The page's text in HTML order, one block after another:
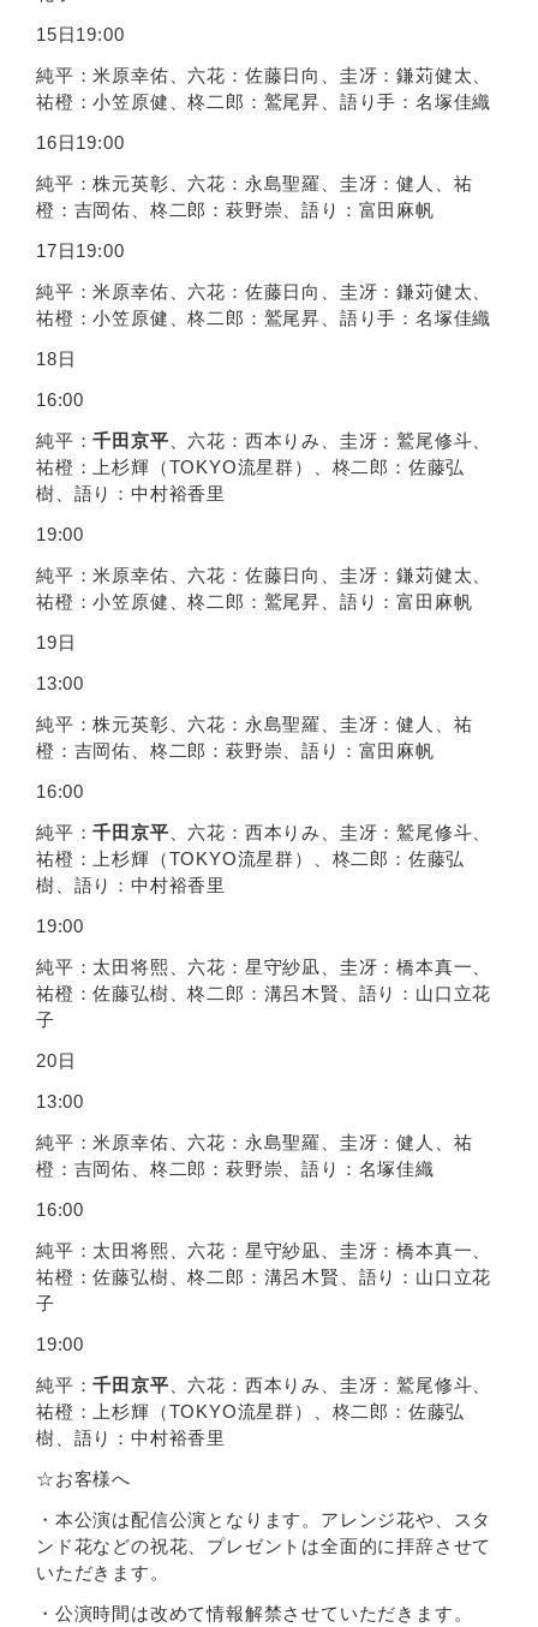
15⽇19:00
純平：⽶原幸佑、六花：佐藤⽇向、圭冴：鎌苅健太、
祐橙：⼩笠原健、柊⼆郎：鷲尾昇、語り⼿：名塚佳織
16⽇19:00
純平：株元英彰、六花：永島聖羅、圭冴：健⼈、祐
橙：吉岡佑、柊⼆郎：萩野崇、語り：富⽥⿇帆
17⽇19:00
純平：⽶原幸佑、六花：佐藤⽇向、圭冴：鎌苅健太、
祐橙：⼩笠原健、柊⼆郎：鷲尾昇、語り⼿：名塚佳織
18⽇
16:00
純平：千⽥京平 、六花：⻄本りみ、圭冴：鷲尾修⽃、
祐橙：上杉輝（TOKYO流星群）、柊⼆郎：佐藤弘
樹、語り：中村裕⾹⾥
19:00
純平：⽶原幸佑、六花：佐藤⽇向、圭冴：鎌苅健太、
祐橙：⼩笠原健、柊⼆郎：鷲尾昇、語り：富⽥⿇帆
19⽇
13:00
純平：株元英彰、六花：永島聖羅、圭冴：健⼈、祐
橙：吉岡佑、柊⼆郎：萩野崇、語り：富⽥⿇帆
16:00
純平：千⽥京平 、六花：⻄本りみ、圭冴：鷲尾修⽃、
祐橙：上杉輝（TOKYO流星群）、柊⼆郎：佐藤弘
樹、語り：中村裕⾹⾥
19:00
純平：太⽥将熙、六花：星守紗凪、圭冴：橋本真⼀、
祐橙：佐藤弘樹、柊⼆郎：溝呂⽊賢、語り：⼭⼝⽴花
⼦
20⽇
13:00
純平：⽶原幸佑、六花：永島聖羅、圭冴：健⼈、祐
橙：吉岡佑、柊⼆郎：萩野崇、語り：名塚佳織
16:00
純平：太⽥将熙、六花：星守紗凪、圭冴：橋本真⼀、
祐橙：佐藤弘樹、柊⼆郎：溝呂⽊賢、語り：⼭⼝⽴花
⼦
19:00
純平：千⽥京平 、六花：⻄本りみ、圭冴：鷲尾修⽃、
祐橙：上杉輝（TOKYO流星群）、柊⼆郎：佐藤弘
樹、語り：中村裕⾹⾥
☆お客様へ
・本公演は配信公演となります。アレンジ花や、スタ
ンド花などの祝花、プレゼントは全⾯的に拝辞させて
いただきます。
・公演時間は改めて情報解禁させていただきます。